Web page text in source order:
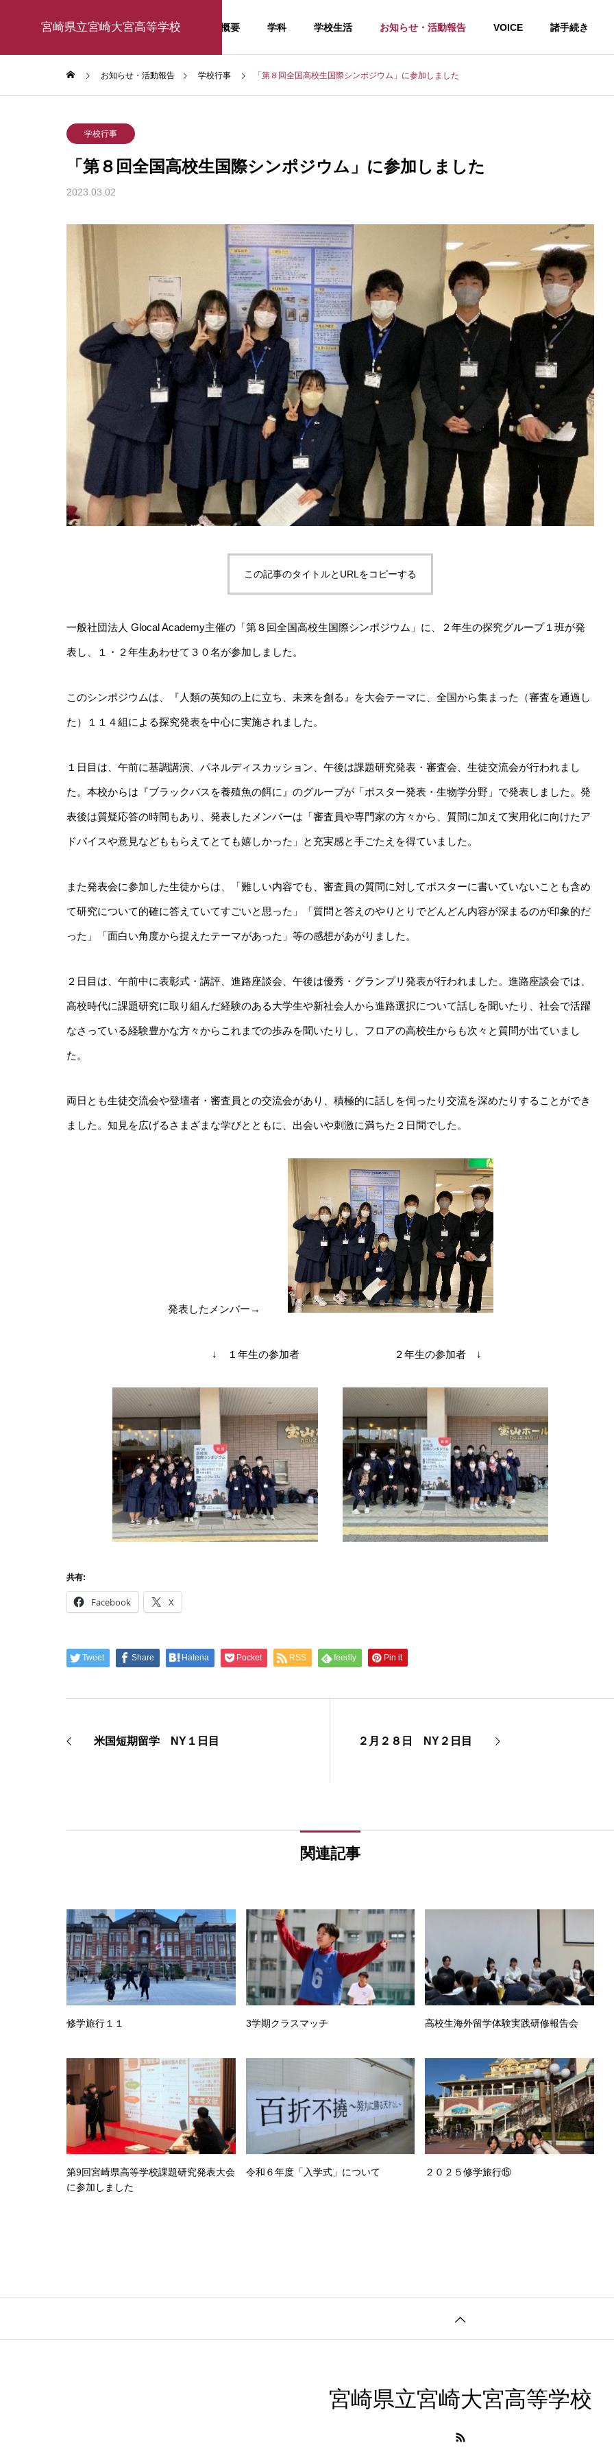
宮崎県立宮崎大宮高等学校 学校概要 学科 学校生活 お知らせ・活動報告 VOICE 諸手続き
お知らせ・活
１年生夏の学習会１日目終了！
令和８年度高校総体（男子ソフ
トテニス部）
お知らせ・活動報告 学校行事 「第８回全国高校生国際シンポジウム」に参加しました
学校行事
「第８回全国高校生国際シンポジウム」に参加しました
2023.03.02
この記事のタイトルとURLをコピーする
一般社団法人 Glocal Academy主催の「第８回全国高校生国際シンポジウム」に、２年生の探究グループ１班が発
表し、１・２年生あわせて３０名が参加しました。
このシンポジウムは、『人類の英知の上に立ち、未来を創る』を大会テーマに、全国から集まった（審査を通過し
た）１１４組による探究発表を中心に実施されました。
１日目は、午前に基調講演、パネルディスカッション、午後は課題研究発表・審査会、生徒交流会が行われまし
た。本校からは『ブラックバスを養殖魚の餌に』のグループが「ポスター発表・生物学分野」で発表しました。発
表後は質疑応答の時間もあり、発表したメンバーは「審査員や専門家の方々から、質問に加えて実用化に向けたア
ドバイスや意見などももらえてとても嬉しかった」と充実感と手ごたえを得ていました。
また発表会に参加した生徒からは、「難しい内容でも、審査員の質問に対してポスターに書いていないことも含め
て研究について的確に答えていてすごいと思った」「質問と答えのやりとりでどんどん内容が深まるのが印象的だ
った」「面白い角度から捉えたテーマがあった」等の感想があがりました。
２日目は、午前中に表彰式・講評、進路座談会、午後は優秀・グランプリ発表が行われました。進路座談会では、
高校時代に課題研究に取り組んだ経験のある大学生や新社会人から進路選択について話しを聞いたり、社会で活躍
なさっている経験豊かな方々からこれまでの歩みを聞いたりし、フロアの高校生からも次々と質問が出ていまし
た。
両日とも生徒交流会や登壇者・審査員との交流会があり、積極的に話しを伺ったり交流を深めたりすることができ
ました。知見を広げるさまざまな学びとともに、出会いや刺激に満ちた２日間でした。
発表したメンバー→
↓ １年生の参加者 ２年生の参加者 ↓
共有:
Facebook X
Tweet Share Hatena Pocket RSS feedly Pin it
米国短期留学 NY１日目 ２月２８日 NY２日目
関連記事
修学旅行１１ 3学期クラスマッチ 高校生海外留学体験実践研修報告会
第9回宮崎県高等学校課題研究発表大会
に参加しました
令和６年度「入学式」について ２０２５修学旅行⑮
宮崎県立宮崎大宮高等学校